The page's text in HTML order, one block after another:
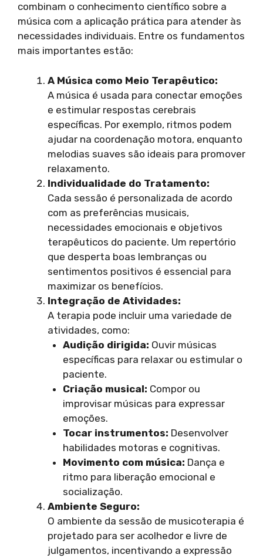
combinam o conhecimento científico sobre a
música com a aplicação prática para atender às
necessidades individuais. Entre os fundamentos
mais importantes estão:
A Música como Meio Terapêutico:
A música é usada para conectar emoções
e estimular respostas cerebrais
específicas. Por exemplo, ritmos podem
ajudar na coordenação motora, enquanto
melodias suaves são ideais para promover
relaxamento.
Individualidade do Tratamento:
Cada sessão é personalizada de acordo
com as preferências musicais,
necessidades emocionais e objetivos
terapêuticos do paciente. Um repertório
que desperta boas lembranças ou
sentimentos positivos é essencial para
maximizar os benefícios.
Integração de Atividades:
A terapia pode incluir uma variedade de
atividades, como:
Audição dirigida: Ouvir músicas
específicas para relaxar ou estimular o
paciente.
Criação musical: Compor ou
improvisar músicas para expressar
emoções.
Tocar instrumentos: Desenvolver
habilidades motoras e cognitivas.
Movimento com música: Dança e
ritmo para liberação emocional e
socialização.
Ambiente Seguro:
O ambiente da sessão de musicoterapia é
projetado para ser acolhedor e livre de
julgamentos, incentivando a expressão